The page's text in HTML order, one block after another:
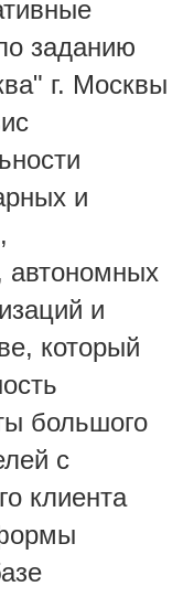
заданию
г. Москвы
и
автономных
и
который
большого
с
клиента